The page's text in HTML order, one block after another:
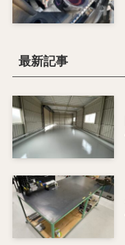
最新記事